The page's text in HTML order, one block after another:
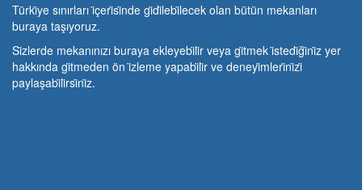
Türki̇ye sınırları i̇çeri̇si̇nde gi̇di̇lebi̇lecek olan bütün mekanları
buraya taşıyoruz.
Si̇zlerde mekanınızı buraya ekleyebi̇li̇r veya gi̇tmek i̇stedi̇ği̇ni̇z yer
hakkında gi̇tmeden ön i̇zleme yapabi̇li̇r ve deneyi̇mleri̇ni̇zi̇
paylaşabi̇li̇rsi̇ni̇z.